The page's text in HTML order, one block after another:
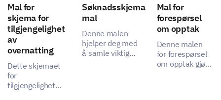
Mindre enn 3 måneder
3-6 måneder
1-2 år
Over 2 år
1
Mal for
skjema for
tilgjengelighet
av
overnatting
Dette skjemaet
for
tilgjengelighet
Søknadsskjema
mal
Denne malen
hjelper deg med
å samle viktige
Mal for
forespørsel
om opptak
Denne malen
for forespørsel
om opptak gjør